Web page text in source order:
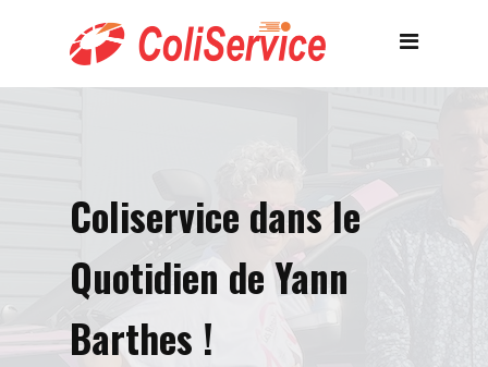
Coliservice dans le
Quotidien de Yann
Barthes !